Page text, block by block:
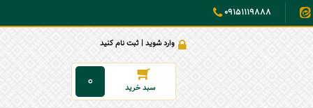
09151119888
وارد شوید | ثبت نام کنید
0